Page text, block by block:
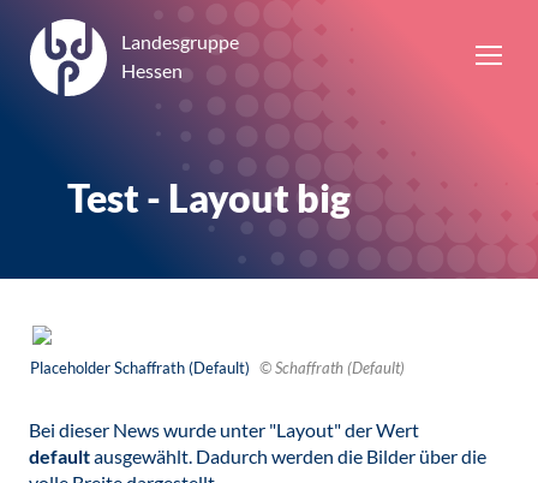
Landesgruppe
Hessen
Test - Layout big
Placeholder Schaffrath (Default) © Schaffrath (Default)
Bei dieser News wurde unter "Layout" der Wert
defaultausgewählt. Dadurch werden die Bilder über die